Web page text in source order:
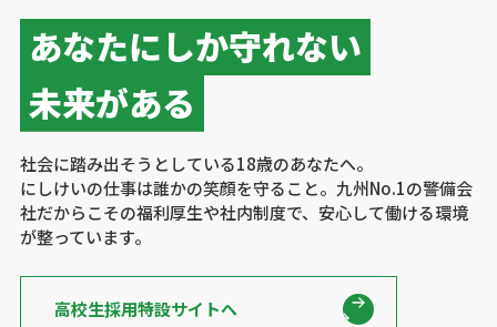
あなたにしか守れない
未来がある
社会に踏み出そうとしている18歳のあなたへ。
にしけいの仕事は誰かの笑顔を守ること。九州No.1の警備会
社だからこその福利厚生や社内制度で、安心して働ける環境
が整っています。
高校生採用特設サイトへ